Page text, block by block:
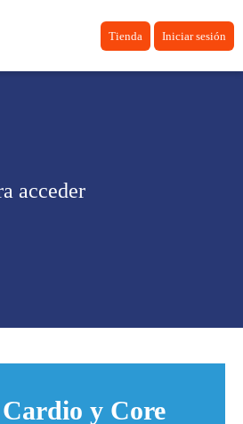
Tienda Iniciar sesión
acceder
Cardio y Core